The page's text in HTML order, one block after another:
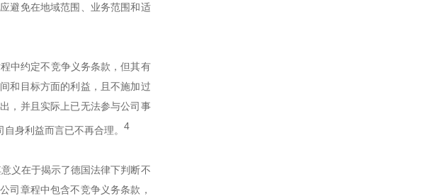
避免在地域范围、业务范围和适
中约定不竞争义务条款，但其有
和目标方面的利益，且不施加过
，并且实际上已无法参与公司事
身利益而言已不再合理。 4
义在于揭示了德国法律下判断不
司章程中包含不竞争义务条款，